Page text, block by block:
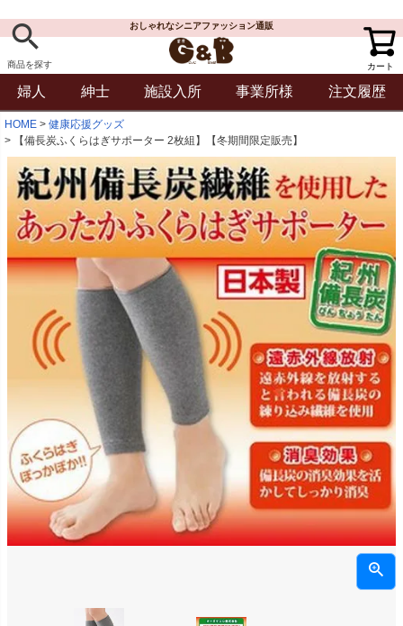
商品を探す
おしゃれなシニアファッション通販
カート
婦人 紳士 施設入所 事業所様 注文履歴
HOME
健康応援グッズ
【備長炭ふくらはぎサポーター 2枚組】【冬期間限定販売】